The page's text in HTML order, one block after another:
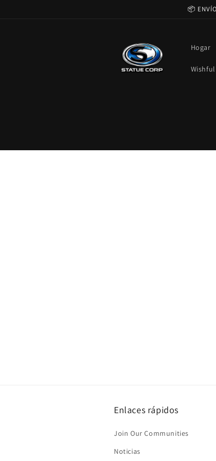
📦
Hogar
Enlaces rápidos
Join Our Communities
Noticias